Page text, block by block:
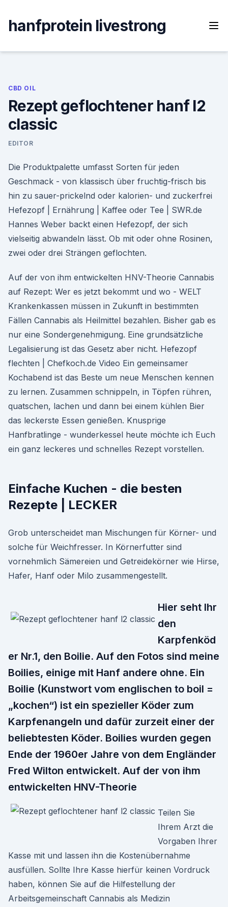
content
hanfprotein livestrong
CBD OIL
Rezept geflochtener hanf l2
classic
EDITOR
Die Produktpalette umfasst Sorten für jeden
Geschmack - von klassisch über fruchtig-frisch bis
hin zu sauer-prickelnd oder kalorien- und zuckerfrei
Hefezopf | Ernährung | Kaffee oder Tee | SWR.de
Hannes Weber backt einen Hefezopf, der sich
vielseitig abwandeln lässt. Ob mit oder ohne Rosinen,
zwei oder drei Strängen geflochten.
Auf der von ihm entwickelten HNV-Theorie Cannabis
auf Rezept: Wer es jetzt bekommt und wo - WELT
Krankenkassen müssen in Zukunft in bestimmten
Fällen Cannabis als Heilmittel bezahlen. Bisher gab es
nur eine Sondergenehmigung. Eine grundsätzliche
Legalisierung ist das Gesetz aber nicht. Hefezopf
flechten | Chefkoch.de Video Ein gemeinsamer
Kochabend ist das Beste um neue Menschen kennen
zu lernen. Zusammen schnippeln, in Töpfen rühren,
quatschen, lachen und dann bei einem kühlen Bier
das leckerste Essen genießen. Knusprige
Hanfbratlinge - wunderkessel heute möchte ich Euch
ein ganz leckeres und schnelles Rezept vorstellen.
Einfache Kuchen - die besten
Rezepte | LECKER
Grob unterscheidet man Mischungen für Körner- und
solche für Weichfresser. In Körnerfutter sind
vornehmlich Sämereien und Getreidekörner wie Hirse,
Hafer, Hanf oder Milo zusammengestellt.
Hier seht Ihr
den
Karpfenköd
er Nr.1, den Boilie. Auf den Fotos sind meine
Boilies, einige mit Hanf andere ohne. Ein
Boilie (Kunstwort vom englischen to boil =
„kochen“) ist ein spezieller Köder zum
Karpfenangeln und dafür zurzeit einer der
beliebtesten Köder. Boilies wurden gegen
Ende der 1960er Jahre von dem Engländer
Fred Wilton entwickelt. Auf der von ihm
entwickelten HNV-Theorie
Teilen Sie
Ihrem Arzt die
Vorgaben Ihrer
Kasse mit und lassen ihn die Kostenübernahme
ausfüllen. Sollte Ihre Kasse hierfür keinen Vordruck
haben, können Sie auf die Hilfestellung der
Arbeitsgemeinschaft Cannabis als Medizin